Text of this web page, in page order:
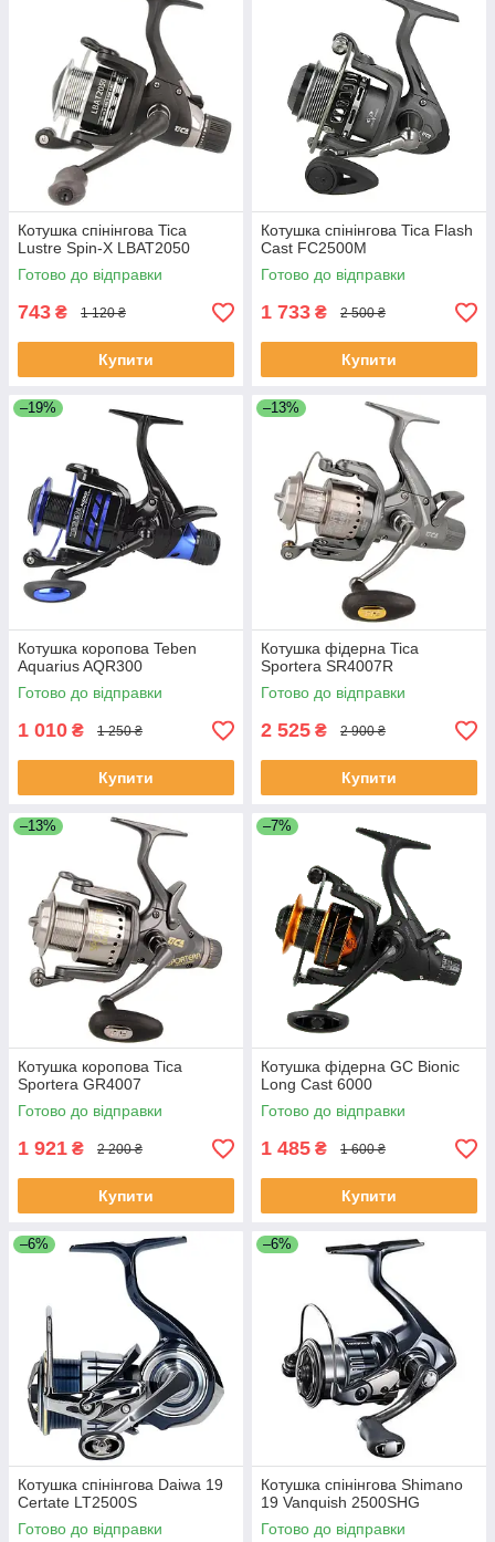
Котушка спінінгова Tica
Lustre Spin-X LBAT2050
Готово до відправки
743 ₴ 1 120 ₴
Купити
Котушка спінінгова Tica Flash
Cast FC2500M
Готово до відправки
1 733 ₴ 2 500 ₴
Купити
–19%
Котушка коропова Teben
Aquarius AQR300
Готово до відправки
1 010 ₴ 1 250 ₴
Купити
–13%
Котушка фідерна Tica
Sportera SR4007R
Готово до відправки
2 525 ₴ 2 900 ₴
Купити
–13%
Котушка коропова Tica
Sportera GR4007
Готово до відправки
1 921 ₴ 2 200 ₴
Купити
–7%
Котушка фідерна GC Bionic
Long Cast 6000
Готово до відправки
1 485 ₴ 1 600 ₴
Купити
–6%
Котушка спінінгова Daiwa 19
Certate LT2500S
Готово до відправки
–6%
Котушка спінінгова Shimano
19 Vanquish 2500SHG
Готово до відправки